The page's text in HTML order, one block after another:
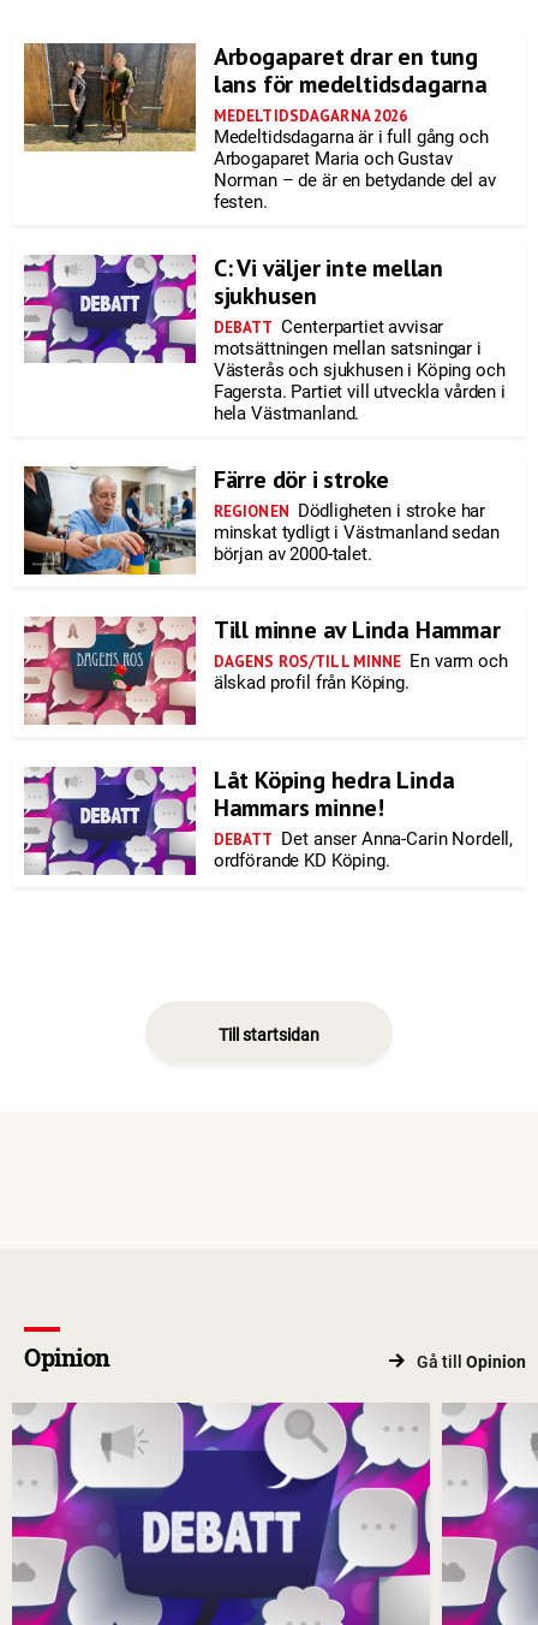
Arbogaparet drar en tung
lans för medeltidsdagarna
MEDELTIDSDAGARNA 2026
Medeltidsdagarna är i full gång och
Arbogaparet Maria och Gustav
Norman – de är en betydande del av
festen.
C: Vi väljer inte mellan
sjukhusen
DEBATT Centerpartiet avvisar
motsättningen mellan satsningar i
Västerås och sjukhusen i Köping och
Fagersta. Partiet vill utveckla vården i
hela Västmanland.
Färre dör i stroke
REGIONEN Dödligheten i stroke har
minskat tydligt i Västmanland sedan
början av 2000-talet.
Till minne av Linda Hammar
DAGENS ROS/TILL MINNE En varm och
älskad profil från Köping.
Låt Köping hedra Linda
Hammars minne!
DEBATT Det anser Anna-Carin Nordell,
ordförande KD Köping.
Till startsidan
Opinion Gå till Opinion